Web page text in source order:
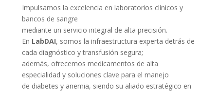
Impulsamos la excelencia en laboratorios clínicos y
bancos de sangre
mediante un servicio integral de alta precisión.
En LabDAI, somos la infraestructura experta detrás de
cada diagnóstico y transfusión segura;
además, ofrecemos medicamentos de alta
especialidad y soluciones clave para el manejo
de diabetes y anemia, siendo su aliado estratégico en